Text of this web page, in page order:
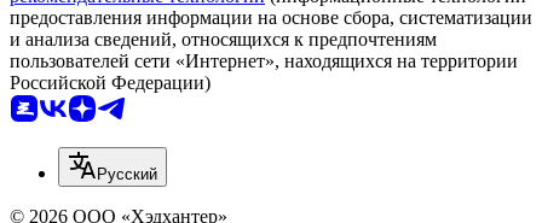
предоставления информации на основе сбора, систематизации
и анализа сведений, относящихся к предпочтениям
пользователей сети «Интернет», находящихся на территории
Российской Федерации)
Русский
© 2026 ООО «Хэдхантер»